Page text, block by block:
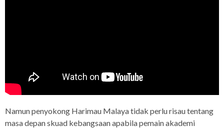
Namun penyokong Harimau Malaya tidak perlu risau tentang
masa depan skuad kebangsaan apabila pemain akademi